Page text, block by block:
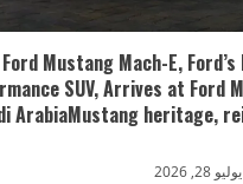
Ford Mustang Mach-E,
SUV, Arrives at Ford
ArabiaMustang heritage,
يوليو 28, 2026